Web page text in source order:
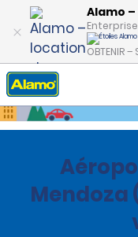
Alamo
OBTENIR
Accueil Succursales
Mendoza